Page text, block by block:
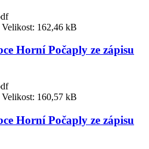
162,46 kB
Horní Počaply ze zápisu
160,57 kB
Horní Počaply ze zápisu